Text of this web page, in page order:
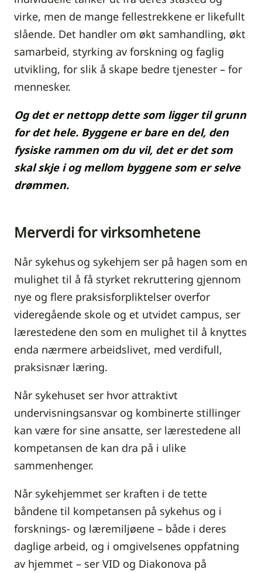
virke, men de mange fellestrekkene er likefullt
slående. Det handler om økt samhandling, økt
samarbeid, styrking av forskning og faglig
utvikling, for slik å skape bedre tjenester – for
mennesker.
Og det er nettopp dette som ligger til grunn
for det hele. Byggene er bare en del, den
fysiske rammen om du vil, det er det som
skal skje i og mellom byggene som er selve
drømmen.
Merverdi for virksomhetene
Når sykehus og sykehjem ser på hagen som en
mulighet til å få styrket rekruttering gjennom
nye og flere praksisforpliktelser overfor
videregående skole og et utvidet campus, ser
lærestedene den som en mulighet til å knyttes
enda nærmere arbeidslivet, med verdifull,
praksisnær læring.
Når sykehuset ser hvor attraktivt
undervisningsansvar og kombinerte stillinger
kan være for sine ansatte, ser lærestedene all
kompetansen de kan dra på i ulike
sammenhenger.
Når sykehjemmet ser kraften i de tette
båndene til kompetansen på sykehus og i
forsknings- og læremiljøene – både i deres
daglige arbeid, og i omgivelsenes oppfatning
av hjemmet – ser VID og Diakonova på